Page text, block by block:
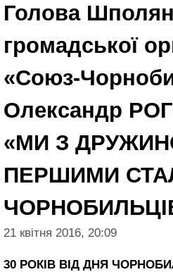
Голова
громадської
«Союз-
Олександр
«МИ З
ПЕРШИМИ
21 квітня 2016, 20:09
30 РОКІВ ВІД ДНЯ